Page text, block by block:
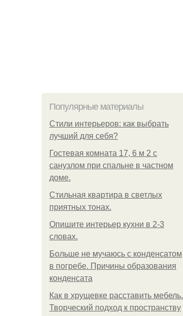
Популярные материалы
Стили интерьеров: как выбрать
лучший для себя?
Гостевая комната 17, 6 м 2 с
санузлом при спальне в частном
доме.
Стильная квартира в светлых
приятных тонах.
Опишите интерьер кухни в 2-3
словах.
Больше не мучаюсь с конденсатом
в погребе. Причины образования
конденсата
Как в хрущевке расставить мебель.
Творческий подход к пространству